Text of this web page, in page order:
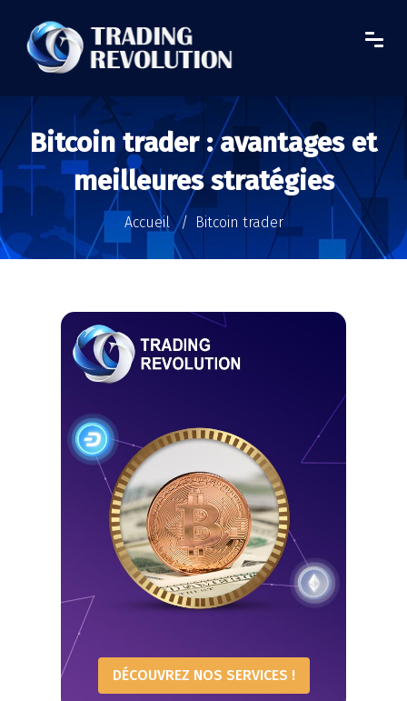
Bitcoin trader : avantages et
meilleures stratégies
Accueil Bitcoin trader
DÉCOUVREZ NOS SERVICES !